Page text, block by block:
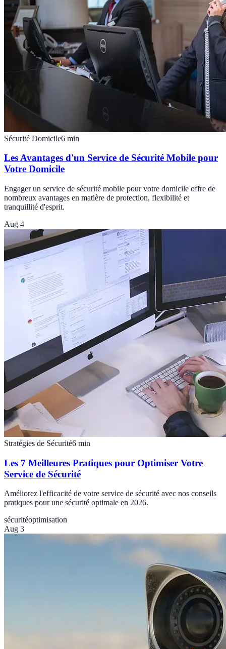
Sécurité Domicile6 min
Les Avantages d'un Service de Sécurité Mobile pour
Votre Domicile
Engager un service de sécurité mobile pour votre domicile offre de
nombreux avantages en matière de protection, flexibilité et
tranquillité d'esprit.
Aug 4
Stratégies de Sécurité6 min
Les 7 Meilleures Pratiques pour Optimiser Votre
Service de Sécurité
Améliorez l'efficacité de votre service de sécurité avec nos conseils
pratiques pour une sécurité optimale en 2026.
sécuritéoptimisation
Aug 3